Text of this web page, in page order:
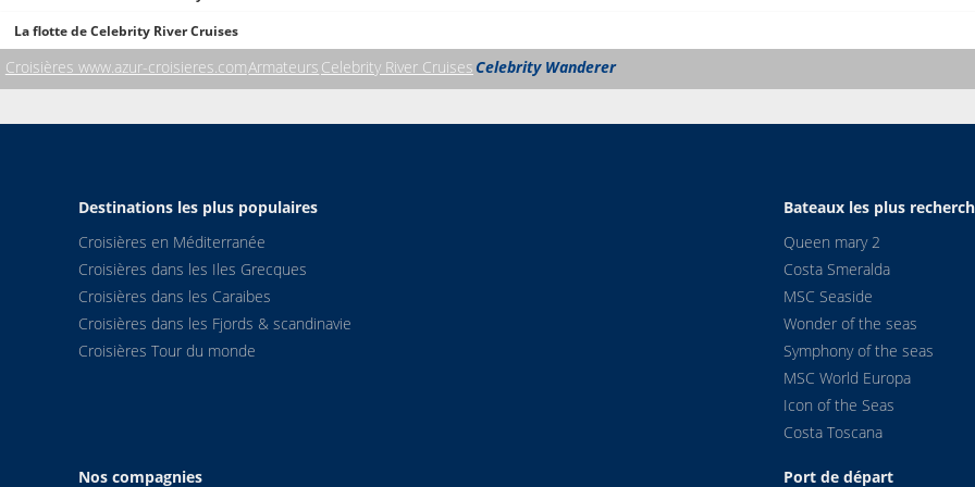
La flotte de Celebrity River Cruises
Croisières www.azur-croisieres.comArmateurs Celebrity River Cruises Celebrity Wanderer
Destinations les plus populaires
Croisières en Méditerranée
Croisières dans les Iles Grecques
Croisières dans les Caraibes
Croisières dans les Fjords & scandinavie
Croisières Tour du monde
Bateaux les plus
Queen mary 2
Costa Smeralda
MSC Seaside
Wonder of the seas
Symphony of the seas
MSC World Europa
Icon of the Seas
Costa Toscana
Nos compagnies Port de départ